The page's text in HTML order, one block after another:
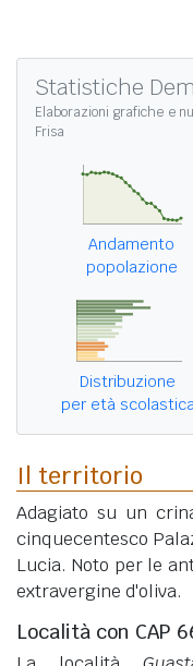
Statistiche
Elaborazioni grafiche e
Frisa
Andamento
popolazione
Distribuzione
per età
Il territorio
Adagiato su un
cinquecentesco
Lucia. Noto per le
extravergine d'oliva.
Località con CAP